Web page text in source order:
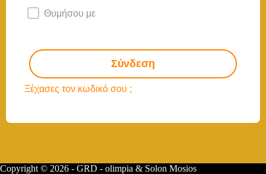
Θυμήσου με
Σύνδεση
Ξέχασες τον κωδικό σου ;
Copyright © 2026 - GRD - olimpia & Solon Mosios